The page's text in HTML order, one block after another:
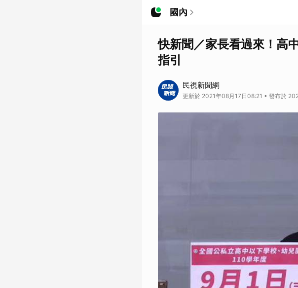
國內
快新聞／家長看過來！
指引
民視新聞網
更新於 2021年08月17日08:21 • 發布於